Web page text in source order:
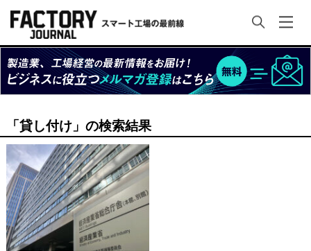
「貸し付け」の検索結果